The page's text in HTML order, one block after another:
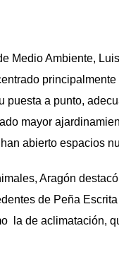
Medio Ambiente,
puesta a punto,
mayor
abierto espacios
Aragón destacó
de Peña
la de aclimatación,